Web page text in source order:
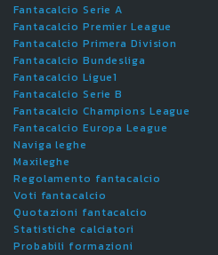
Fantacalcio Serie A
Fantacalcio Premier League
Fantacalcio Primera Division
Fantacalcio Bundesliga
Fantacalcio Ligue1
Fantacalcio Serie B
Fantacalcio Champions League
Fantacalcio Europa League
Naviga leghe
Maxileghe
Regolamento fantacalcio
Voti fantacalcio
Quotazioni fantacalcio
Statistiche calciatori
Probabili formazioni